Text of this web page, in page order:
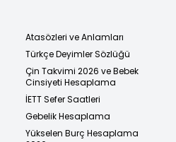
Atasözleri ve Anlamları
Türkçe Deyimler Sözlüğü
Çin Takvimi 2026 ve Bebek
Cinsiyeti Hesaplama
İETT Sefer Saatleri
Gebelik Hesaplama
Yükselen Burç Hesaplama